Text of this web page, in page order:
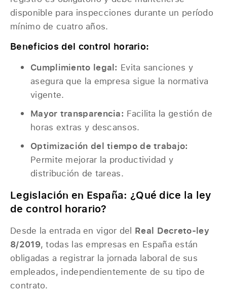
disponible para inspecciones durante un período
mínimo de cuatro años.
Beneficios del control horario:
Cumplimiento legal: Evita sanciones y
asegura que la empresa sigue la normativa
vigente.
Mayor transparencia: Facilita la gestión de
horas extras y descansos.
Optimización del tiempo de trabajo:
Permite mejorar la productividad y
distribución de tareas.
Legislación en España: ¿Qué dice la ley
de control horario?
Desde la entrada en vigor del Real Decreto-ley
8/2019, todas las empresas en España están
obligadas a registrar la jornada laboral de sus
empleados, independientemente de su tipo de
contrato.